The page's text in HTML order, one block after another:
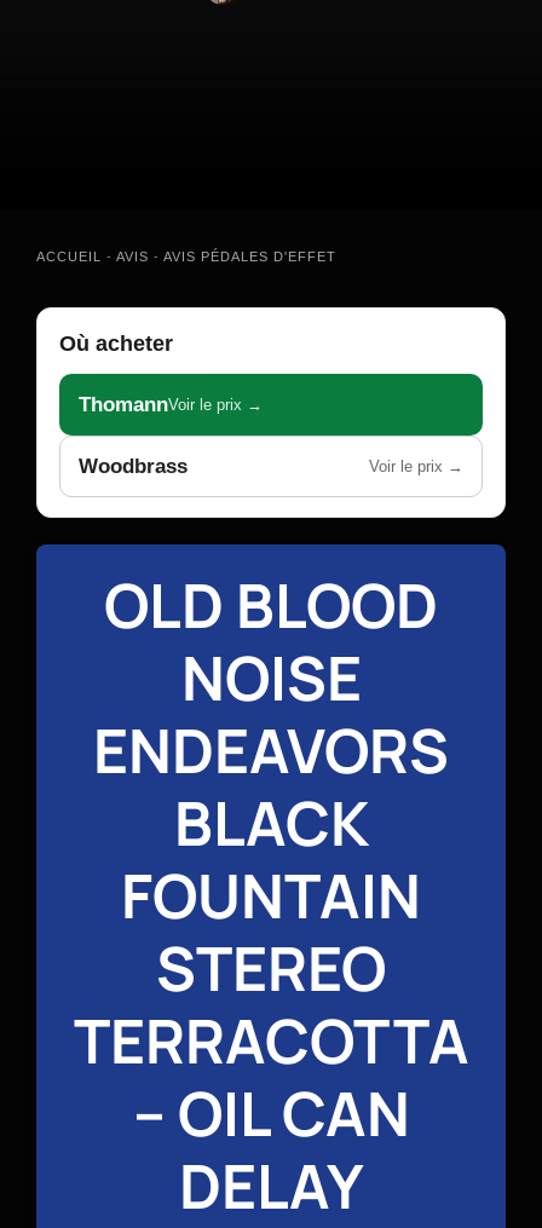
ACCUEIL - AVIS - AVIS PÉDALES D'EFFET
Où acheter
ThomannVoir le prix →
Woodbrass Voir le prix →
OLD BLOOD
NOISE
ENDEAVORS
BLACK
FOUNTAIN
STEREO
TERRACOTTA
– OIL CAN
DELAY